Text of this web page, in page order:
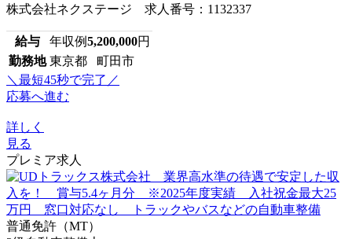
株式会社ネクステージ 求人番号：1132337
給与 年収例5,200,000円
勤務地 東京都 町田市
＼最短45秒で完了／
応募へ進む
詳しく
見る
プレミア求人
普通免許（MT）